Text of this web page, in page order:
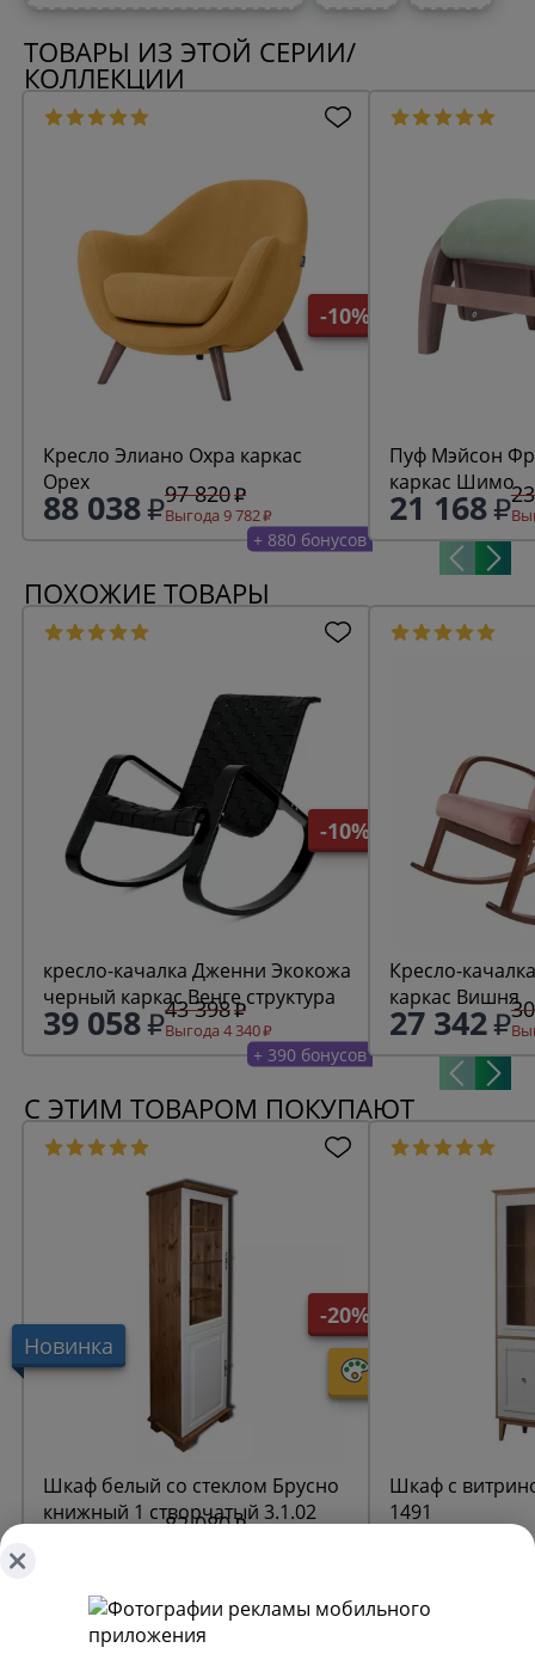
ТОВАРЫ ИЗ ЭТОЙ СЕРИИ/
КОЛЛЕКЦИИ
-10%
Кресло Элиано Охра каркас
Орех
88 038 97 820
Выгода 9 782
+ 880 бонусов
Пуф Мэйсон Фреш 19 минт
каркас Шимо
21 168
ПОХОЖИЕ ТОВАРЫ
-10%
кресло-качалка Дженни Экокожа
черный каркас Венге структура
39 058 43 398
Выгода 4 340
+ 390 бонусов
Кресло-качалка Ирис
каркас Вишня
27 342
С ЭТИМ ТОВАРОМ ПОКУПАЮТ
Новинка
-20%
Шкаф белый со стеклом Брусно
книжный 1 створчатый 3.1.02
65 664 82 080
Шкаф с
1491
67 440